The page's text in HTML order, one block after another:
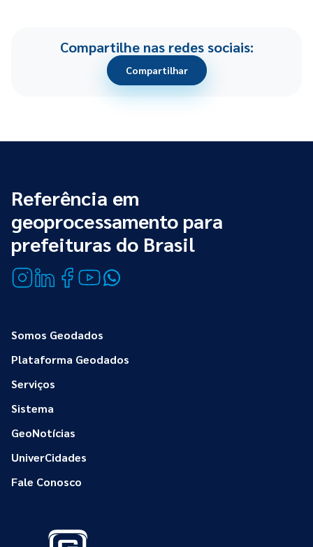
Compartilhe nas redes sociais:
Compartilhar
Referência em
geoprocessamento para
prefeituras do Brasil
Somos Geodados
Plataforma Geodados
Serviços
Sistema
GeoNotícias
UniverCidades
Fale Conosco